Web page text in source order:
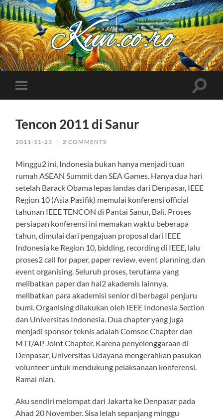
Kuncoro++
Toggle
mobile
Toggle
Tencon 2011 di Sanur
2011-11-23 / 2 COMMENTS
Minggu2 ini, Indonesia bukan hanya menjadi tuan
rumah ASEAN Summit dan SEA Games. Hanya dua hari
setelah Barack Obama lepas landas dari Denpasar, IEEE
Region 10 (Asia Pasifik) memulai konferensi official
tahunan IEEE TENCON di Pantai Sanur, Bali. Proses
persiapan konferensi ini memakan waktu beberapa
tahun, dimulai dari pengajuan proposal dari IEEE
Indonesia ke Region 10, bidding, recording di IEEE, lalu
proses2 call for paper, paper review, event planning, dan
event organising. Seluruh proses, terutama yang
melibatkan paper dan hal2 akademis lainnya,
melibatkan para akademisi senior di berbagai penjuru
bumi. Organising dilakukan oleh IEEE Indonesia Section
dan Universitas Indonesia. Dua chapter yang juga
menjadi sponsor teknis adalah Comsoc Chapter dan
MTT/AP Joint Chapter. Karena penyelenggaraan di
Denpasar, Universitas Udayana mengerahkan pasukan
volunteer untuk mendukung pelaksanaan konferensi.
Ramai nian.
Aku sendiri melompat dari Jakarta ke Denpasar pada
Ahad 20 November. Sisa lelah sepanjang minggu